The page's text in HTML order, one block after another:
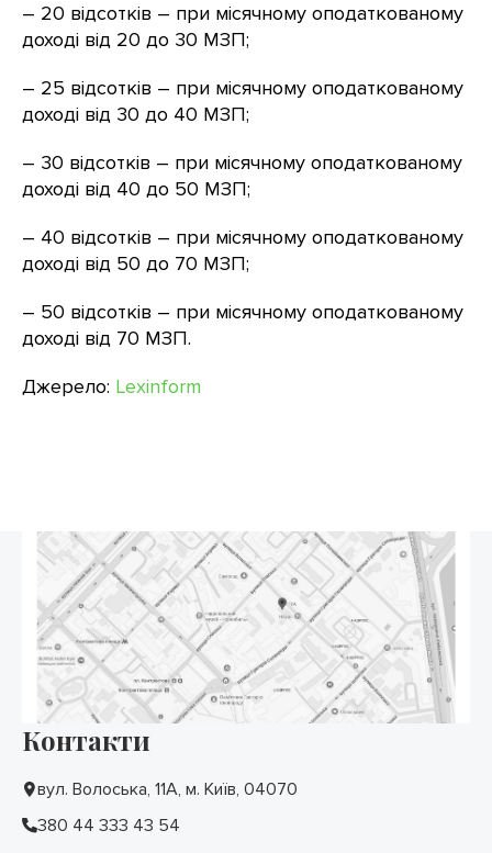
– 20 відсотків – при місячному оподаткованому
доході від 20 до 30 МЗП;
– 25 відсотків – при місячному оподаткованому
доході від 30 до 40 МЗП;
– 30 відсотків – при місячному оподаткованому
доході від 40 до 50 МЗП;
– 40 відсотків – при місячному оподаткованому
доході від 50 до 70 МЗП;
– 50 відсотків – при місячному оподаткованому
доході від 70 МЗП.
Джерело: Lexinform
Контакти
вул. Волоська, 11А, м. Київ, 04070
380 44 333 43 54